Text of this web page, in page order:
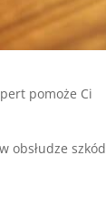
pomoże Ci
obsłudze szkód